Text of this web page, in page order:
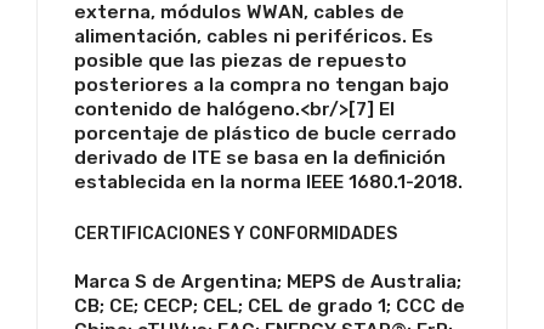
externa, módulos WWAN, cables de
alimentación, cables ni periféricos. Es
posible que las piezas de repuesto
posteriores a la compra no tengan bajo
contenido de halógeno.<br/>[7] El
porcentaje de plástico de bucle cerrado
derivado de ITE se basa en la definición
establecida en la norma IEEE 1680.1-2018.
CERTIFICACIONES Y CONFORMIDADES
Marca S de Argentina; MEPS de Australia;
CB; CE; CECP; CEL; CEL de grado 1; CCC de